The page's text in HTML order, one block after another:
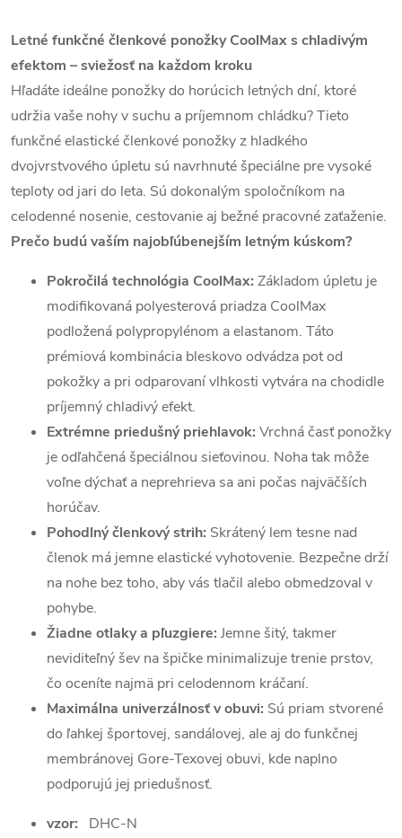
Letné funkčné členkové ponožky CoolMax s chladivým
efektom – sviežosť na každom kroku
Hľadáte ideálne ponožky do horúcich letných dní, ktoré
udržia vaše nohy v suchu a príjemnom chládku? Tieto
funkčné elastické členkové ponožky z hladkého
dvojvrstvového úpletu sú navrhnuté špeciálne pre vysoké
teploty od jari do leta. Sú dokonalým spoločníkom na
celodenné nosenie, cestovanie aj bežné pracovné zaťaženie.
Prečo budú vaším najobľúbenejším letným kúskom?
Pokročilá technológia CoolMax: Základom úpletu je
modifikovaná polyesterová priadza CoolMax
podložená polypropylénom a elastanom. Táto
prémiová kombinácia bleskovo odvádza pot od
pokožky a pri odparovaní vlhkosti vytvára na chodidle
príjemný chladivý efekt.
Extrémne priedušný priehlavok: Vrchná časť ponožky
je odľahčená špeciálnou sieťovinou. Noha tak môže
voľne dýchať a neprehrieva sa ani počas najväčších
horúčav.
Pohodlný členkový strih: Skrátený lem tesne nad
členok má jemne elastické vyhotovenie. Bezpečne drží
na nohe bez toho, aby vás tlačil alebo obmedzoval v
pohybe.
Žiadne otlaky a pľuzgiere: Jemne šitý, takmer
neviditeľný šev na špičke minimalizuje trenie prstov,
čo oceníte najmä pri celodennom kráčaní.
Maximálna univerzálnosť v obuvi: Sú priam stvorené
do ľahkej športovej, sandálovej, ale aj do funkčnej
membránovej Gore-Texovej obuvi, kde naplno
podporujú jej priedušnosť.
vzor: DHC-N